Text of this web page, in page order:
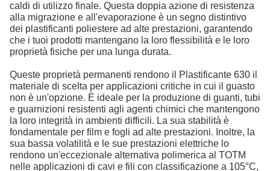
caldi di utilizzo finale. Questa doppia azione di resistenza
alla migrazione e all'evaporazione è un segno distintivo
dei plastificanti poliestere ad alte prestazioni, garantendo
che i tuoi prodotti mantengano la loro flessibilità e le loro
proprietà fisiche per una lunga durata.
Queste proprietà permanenti rendono il Plastificante 630 il
materiale di scelta per applicazioni critiche in cui il guasto
non è un'opzione. È ideale per la produzione di guanti, tubi
e guarnizioni resistenti agli agenti chimici che mantengono
la loro integrità in ambienti difficili. La sua stabilità è
fondamentale per film e fogli ad alte prestazioni. Inoltre, la
sua bassa volatilità e le sue prestazioni elettriche lo
rendono un'eccezionale alternativa polimerica al TOTM
nelle applicazioni di cavi e fili con classificazione a 105°C,